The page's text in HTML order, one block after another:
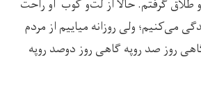
طلاق گرفتم. حالا از لت‌و کوب او راحت
می‌کنیم؛ ولی روزانه میاییم از مردم
روز صد روپه گاهی روز دوصد روپه